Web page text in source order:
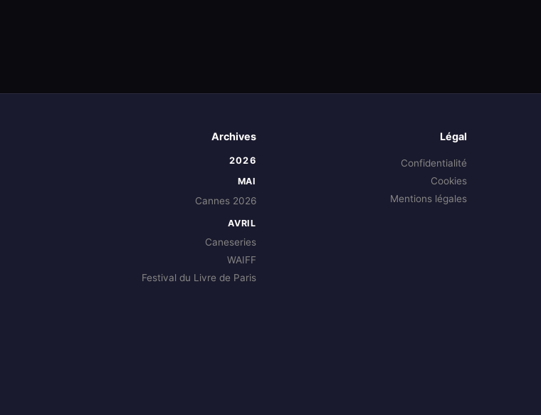
Légal
Confidentialité
Cookies
Mentions légales
Archives
2026
MAI
Cannes 2026
AVRIL
Caneseries
WAIFF
Festival du Livre de Paris